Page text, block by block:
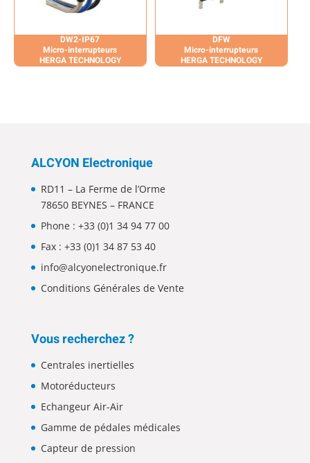
DW2-IP67
Micro-interrupteurs
HERGA TECHNOLOGY
DFW
Micro-interrupteurs
HERGA TECHNOLOGY
ALCYON Electronique
RD11 – La Ferme de l’Orme
78650 BEYNES – FRANCE
Phone : +33 (0)1 34 94 77 00
Fax : +33 (0)1 34 87 53 40
info@alcyonelectronique.fr
Conditions Générales de Vente
Vous recherchez ?
Centrales inertielles
Motoréducteurs
Echangeur Air-Air
Gamme de pédales médicales
Capteur de pression